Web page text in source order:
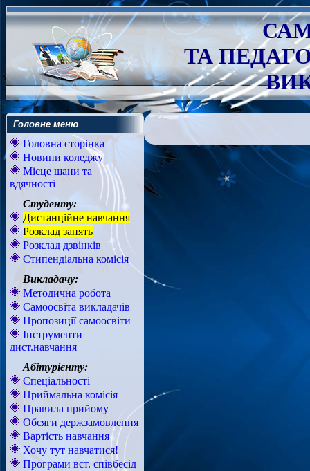
ТА
Головне меню
Головна сторінка
Новини коледжу
Місце шани та
вдячності
Студенту:
Дистанційне навчання
Розклад занять
Розклад дзвінків
Стипендіальна комісія
Викладачу:
Методична робота
Самоосвіта викладачів
Пропозиції самоосвіти
Інструменти
дист.навчання
Абітурієнту:
Спеціальності
Приймальна комісія
Правила прийому
Обсяги держзамовлення
Вартість навчання
Хочу тут навчатися!
Програми вст. співбесід